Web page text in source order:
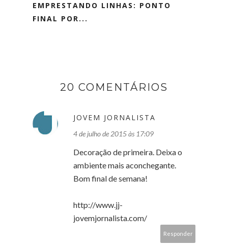
EMPRESTANDO LINHAS: PONTO
FINAL POR...
20 COMENTÁRIOS
JOVEM JORNALISTA
4 de julho de 2015 às 17:09
Decoração de primeira. Deixa o
ambiente mais aconchegante.
Bom final de semana!
http://www.jj-
jovemjornalista.com/
Responder